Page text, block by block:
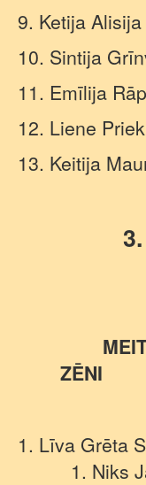
9. Ketija
10. Sintija
11. Emīlija
12. Liene
13. Keitija
ZĒNI
1. Līva Grēta
1. Niks